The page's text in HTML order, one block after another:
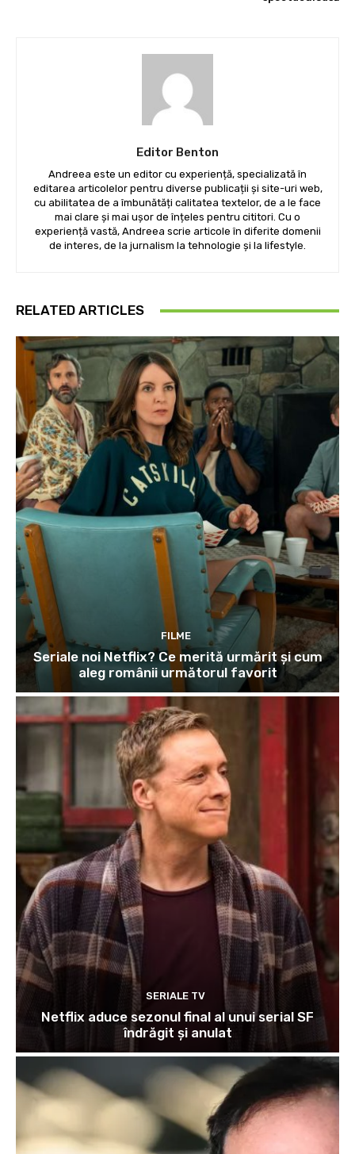
Editor Benton
Andreea este un editor cu experiență, specializată în
editarea articolelor pentru diverse publicații și site-uri web,
cu abilitatea de a îmbunătăți calitatea textelor, de a le face
mai clare și mai ușor de înțeles pentru cititori. Cu o
experiență vastă, Andreea scrie articole în diferite domenii
de interes, de la jurnalism la tehnologie și la lifestyle.
RELATED ARTICLES
FILME
Seriale noi Netflix? Ce merită urmărit și cum
aleg românii următorul favorit
SERIALE TV
Netflix aduce sezonul final al unui serial SF
îndrăgit și anulat